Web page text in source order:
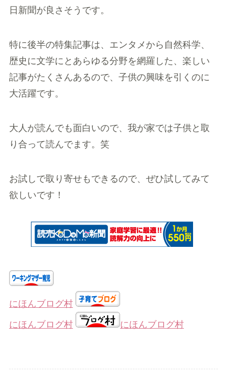
日新聞が良さそうです。
特に後半の特集記事は、エンタメから自然科学、
歴史に文学にとあらゆる分野を網羅した、楽しい
記事がたくさんあるので、子供の興味を引くのに
大活躍です。
大人が読んでも面白いので、我が家では子供と取
り合って読んでます。笑
お試しで取り寄せもできるので、ぜひ試してみて
欲しいです！
にほんブログ村
にほんブログ村 にほんブログ村